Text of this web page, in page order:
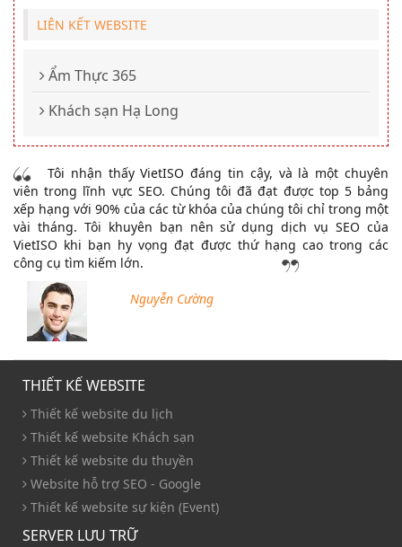
LIÊN KẾT WEBSITE
Ẩm Thực 365
Khách sạn Hạ Long
Tôi nhận thấy VietISO đáng tin cậy, và là một chuyên
viên trong lĩnh vực SEO. Chúng tôi đã đạt được top 5 bảng
xếp hạng với 90% của các từ khóa của chúng tôi chỉ trong một
vài tháng. Tôi khuyên bạn nên sử dụng dịch vụ SEO của
VietISO khi bạn hy vọng đạt được thứ hạng cao trong các
công cụ tìm kiếm lớn.
Nguyễn Cường
THIẾT KẾ WEBSITE
Thiết kế website du lịch
Thiết kế website Khách sạn
Thiết kế website du thuyền
Website hỗ trợ SEO - Google
Thiết kế website sự kiện (Event)
SERVER LƯU TRỮ